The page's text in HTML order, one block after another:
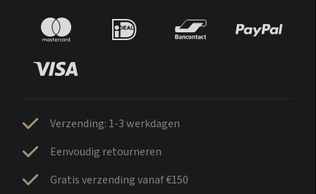
Verzending: 1-3 werkdagen
Eenvoudig retourneren
Gratis verzending vanaf €150